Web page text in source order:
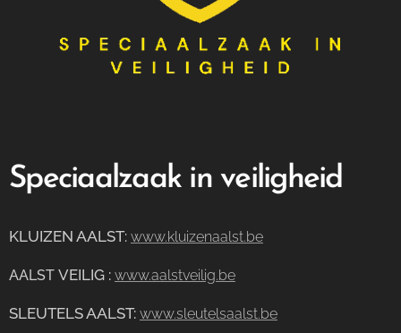
Speciaalzaak in veiligheid
KLUIZEN AALST: www.kluizenaalst.be
AALST VEILIG : www.aalstveilig.be
SLEUTELS AALST: www.sleutelsaalst.be